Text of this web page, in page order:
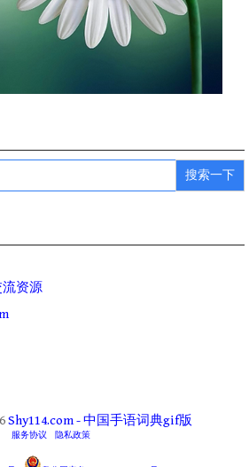
资源
Shy114.com - 中国手语词典gif版
服务协议 隐私政策